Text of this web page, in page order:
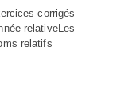
corrigés
relativeLes
relatifs